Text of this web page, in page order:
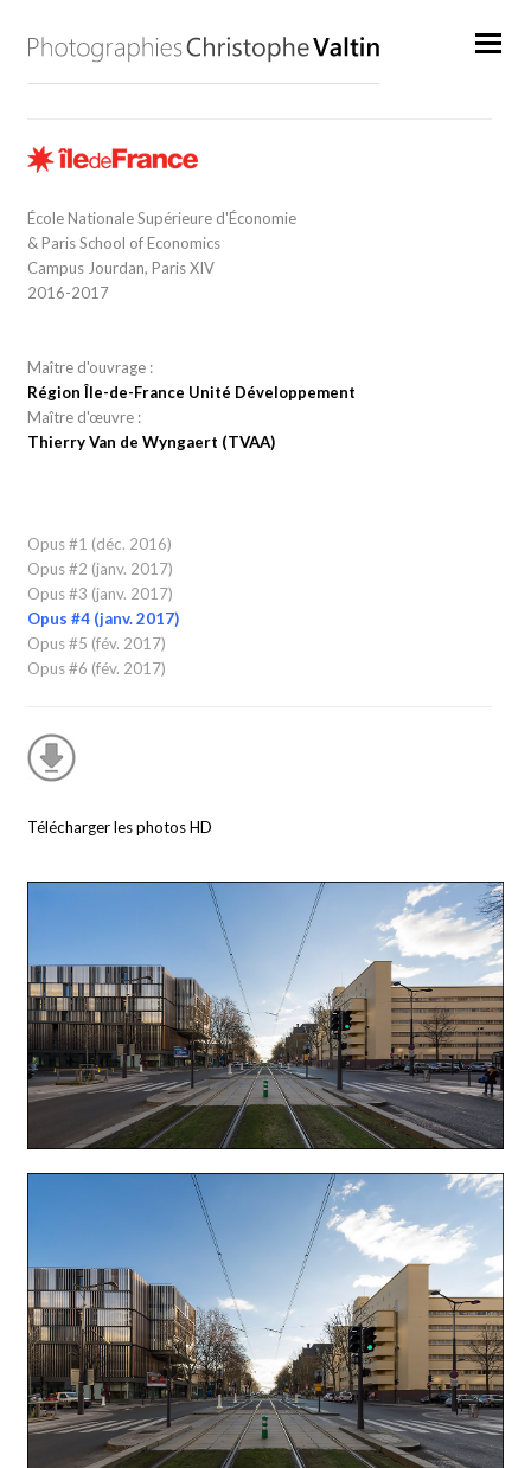
École Nationale Supérieure d'Économie
& Paris School of Economics
Campus Jourdan, Paris XIV
2016-2017
Maître d'ouvrage :
Région Île-de-France Unité Développement
Maître d'œuvre :
Thierry Van de Wyngaert (TVAA)
Opus #1 (déc. 2016)
Opus #2 (janv. 2017)
Opus #3 (janv. 2017)
Opus #4 (janv. 2017)
Opus #5 (fév. 2017)
Opus #6 (fév. 2017)
Télécharger les photos HD